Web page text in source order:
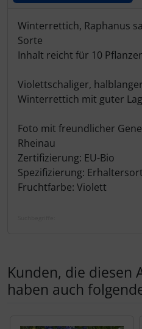
Winterrettich, Raphanus
Sorte
Inhalt reicht für 10
Violettschaliger,
Winterrettich mit guter
Foto mit freundlicher
Rheinau
Zertifizierung: EU-Bio
Spezifizierung:
Fruchtfarbe: Violett
Kunden, die diesen
haben auch